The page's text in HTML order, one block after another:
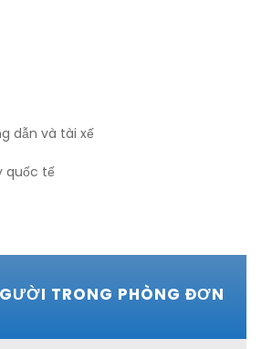
dẫn và tài xế
quốc tế
TRONG PHÒNG ĐƠN